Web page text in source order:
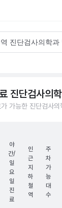
진단검사의학과
진단검사의
가능한 진단검사
야
간/
일
요
일
진
료
인
근
지
하
철
역
주
차
가
능
대
수